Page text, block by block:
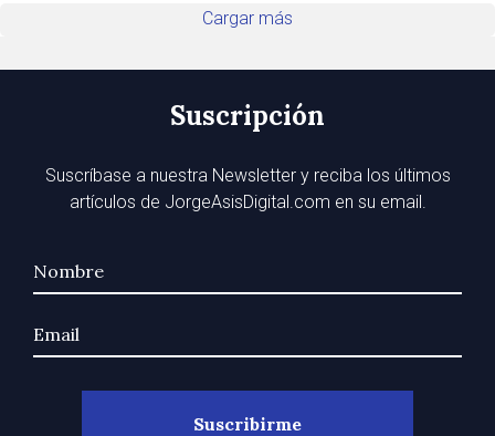
Cargar más
Suscripción
Suscríbase a nuestra Newsletter y reciba los últimos
artículos de JorgeAsisDigital.com en su email.